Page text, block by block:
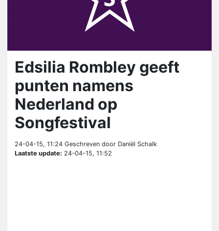
Edsilia Rombley geeft
punten namens
Nederland op
Songfestival
24-04-15, 11:24 Geschreven door Daniël Schalk
Laatste update: 24-04-15, 11:52